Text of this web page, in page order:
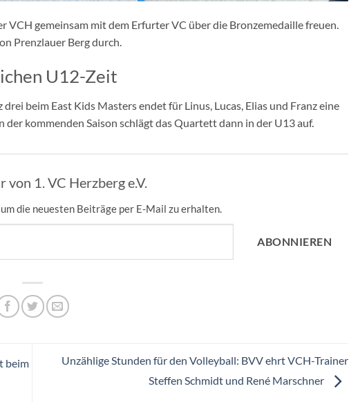
VCH gemeinsam mit dem Erfurter VC über die Bronzemedaille freuen.
Prenzlauer Berg durch.
U12-Zeit
beim East Kids Masters endet für Linus, Lucas, Elias und Franz eine
kommenden Saison schlägt das Quartett dann in der U13 auf.
von 1. VC Herzberg e.V.
die neuesten Beiträge per E-Mail zu erhalten.
ABONNIEREN
beim
Unzählige Stunden für den Volleyball: BVV ehrt VCH-Trainer
Steffen Schmidt und René Marschner